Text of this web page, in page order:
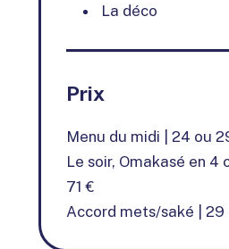
La déco
Prix
Menu du midi | 24 ou
Le soir, Omakasé en 4
71 €
Accord mets/saké | 29